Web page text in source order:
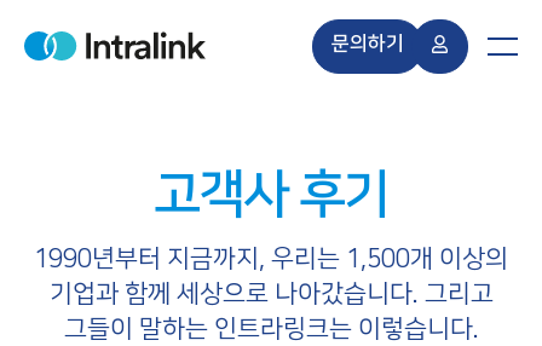
H
문의하기
M
고객사 후기
1990년부터 지금까지, 우리는 1,500개 이상의
기업과 함께 세상으로 나아갔습니다. 그리고
그들이 말하는 인트라링크는 이렇습니다.